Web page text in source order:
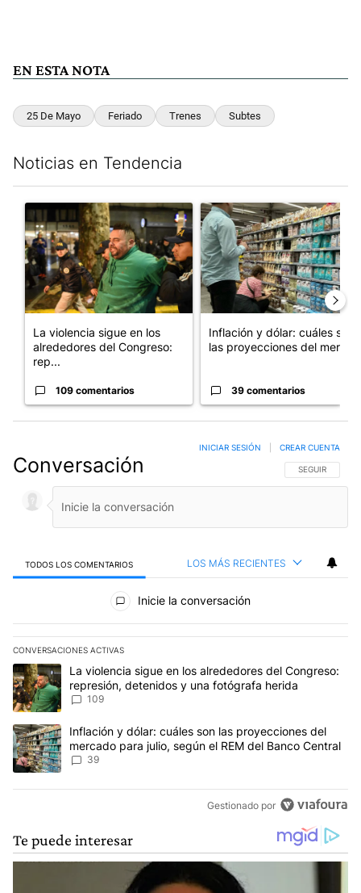
EN ESTA NOTA
25 De Mayo Feriado Trenes Subtes
Noticias en Tendencia
Un artículo de tendencia con el título "La violencia sigue en
La violencia sigue en los
alrededores del Congreso:
rep...
109 comentarios
Un artículo de tendencia con
Inflación y dólar: cuáles son
las proyecciones del merc...
39 comentarios
Conversación SIGA ESTA
SEGUIR
INICIAR SESIÓN CREAR CUENTA
TODOS LOS COMENTARIOS LOS MÁS RECIENTES
Todos los comentarios
Inicie la conversación
CONVERSACIONES ACTIVAS
Este listado muestra los artículos con más comentarios en los
Un artículo de tendencia con el título "La violencia sigue en los
La violencia sigue en los alrededores del Congreso:
represión, detenidos y una fotógrafa herida
109
Un artículo de tendencia con el título "Inflación y dólar: cuáles
Inflación y dólar: cuáles son las proyecciones del
mercado para julio, según el REM del Banco Central
39
Gestionado por